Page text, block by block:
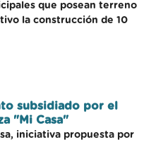
que posean terreno
la construcción de 10
subsidiado por el
"Mi Casa"
iniciativa propuesta por